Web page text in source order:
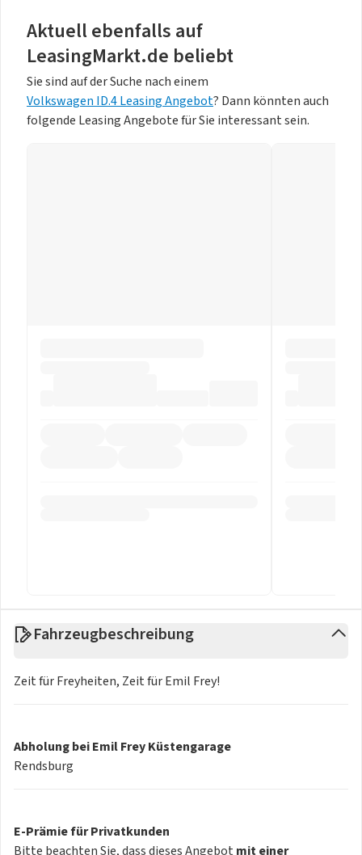
Aktuell ebenfalls auf
LeasingMarkt.de beliebt
Sie sind auf der Suche nach einem
Volkswagen ID.4 Leasing Angebot? Dann könnten auch
folgende Leasing Angebote für Sie interessant sein.
Fahrzeugbeschreibung
Zeit für Freyheiten, Zeit für Emil Frey!
Abholung bei Emil Frey Küstengarage
Rendsburg
E-Prämie für Privatkunden
Bitte beachten Sie, dass dieses Angebot mit einer